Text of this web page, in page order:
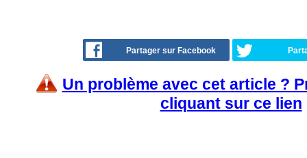
Partager sur Facebook
Un problème avec cet article ?
cliquant sur ce lien